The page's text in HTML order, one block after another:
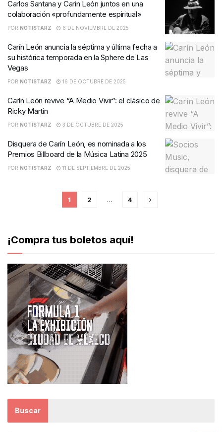
Carlos Santana y Carin León juntos en una
colaboración «profundamente espiritual»
POR NOTISTARZ 6 DE NOVIEMBRE DE 2025
Carín León anuncia la séptima y última fecha a
su histórica temporada en la Sphere de Las
Vegas
POR NOTISTARZ 16 DE OCTUBRE DE 2025
Carín León revive “A Medio Vivir”: el clásico de
Ricky Martin
POR NOTISTARZ 3 DE OCTUBRE DE 2025
Disquera de Carín León, es nominada a los
Premios Billboard de la Música Latina 2025
POR NOTISTARZ 11 DE SEPTIEMBRE DE 2025
1 2 … 4
¡Compra tus boletos aquí!
Buscar